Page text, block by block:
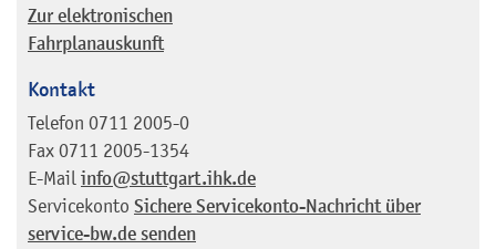
Zur elektronischen
Fahrplanauskunft
Kontakt
Telefon 0711 2005-0
Fax 0711 2005-1354
E-Mail info@stuttgart.ihk.de
Servicekonto Sichere Servicekonto-Nachricht über
service-bw.de senden